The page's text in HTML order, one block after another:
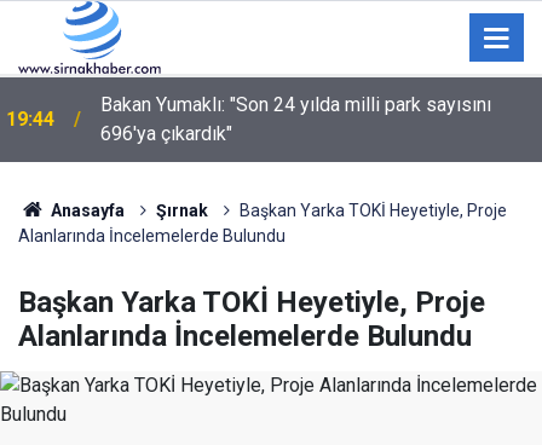
19:44
Bakan Yumaklı: "Son 24 yılda milli park sayısını
696'ya çıkardık"
19:18
Şırnak’ta TEKNOFEST Coşkusu Başladı: Binlerce
Çocuk Aileleriyle Stadyuma Akın Etti
Anasayfa Şırnak
Başkan Yarka TOKİ Heyetiyle, Proje
Alanlarında İncelemelerde Bulundu
Başkan Yarka TOKİ Heyetiyle, Proje
Alanlarında İncelemelerde Bulundu